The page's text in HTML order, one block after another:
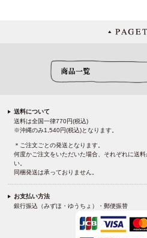
送料について
送料は全国一律770円(税込)
※沖縄のみ1,540円(税込)となります。
＊ご注文ごとの発送となります。
何度かご注文をいただいた場合、それぞれに送
い。
同梱発送は承っておりません。
お支払い方法
銀行振込（みずほ・ゆうちょ）・郵便振替